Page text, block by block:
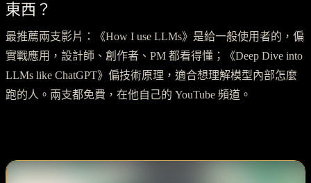
東西？
最推薦兩支影片：《How I use LLMs》是給一般使用者的，偏
實戰應用，設計師、創作者、PM 都看得懂；《Deep Dive into
LLMs like ChatGPT》偏技術原理，適合想理解模型內部怎麼
跑的人。兩支都免費，在他自己的 YouTube 頻道。